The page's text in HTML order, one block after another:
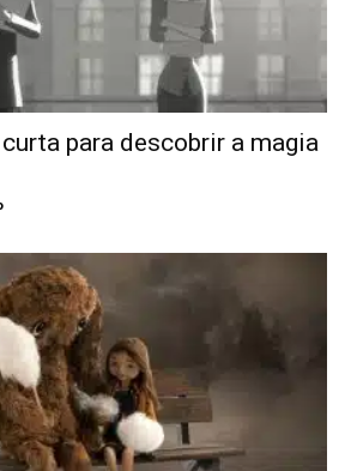
para descobrir a magia